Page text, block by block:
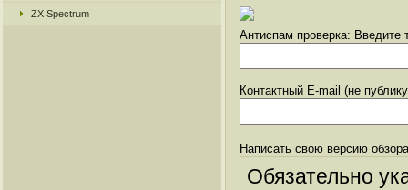
ZX Spectrum
Антиспам проверка: Введите
Контактный E-mail (не
Написать свою версию
Обязательно